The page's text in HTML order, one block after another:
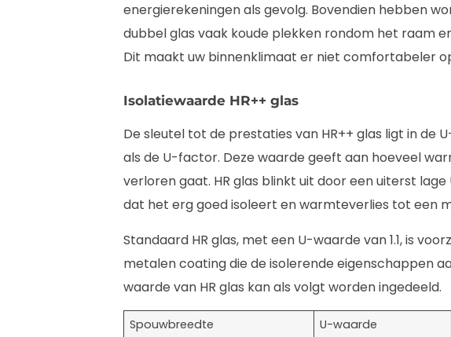
energierekeningen als gevolg. Bovendien hebben
dubbel glas vaak koude plekken rondom het raam
Dit maakt uw binnenklimaat er niet comfortabeler
Isolatiewaarde HR++ glas
De sleutel tot de prestaties van HR++ glas ligt in de
als de U-factor. Deze waarde geeft aan hoeveel
verloren gaat. HR glas blinkt uit door een uiterst
dat het erg goed isoleert en warmteverlies tot een
Standaard HR glas, met een U-waarde van 1.1, is
metalen coating die de isolerende eigenschappen
waarde van HR glas kan als volgt worden ingedeeld.
Spouwbreedte U-waarde